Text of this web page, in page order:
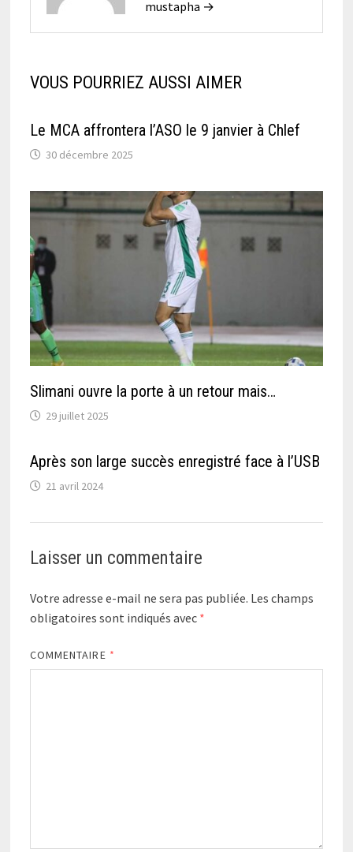
mustapha →
VOUS POURRIEZ AUSSI AIMER
Le MCA affrontera l’ASO le 9 janvier à Chlef
30 décembre 2025
Slimani ouvre la porte à un retour mais…
29 juillet 2025
Après son large succès enregistré face à l’USB
21 avril 2024
Laisser un commentaire
Votre adresse e-mail ne sera pas publiée. Les champs
obligatoires sont indiqués avec *
COMMENTAIRE *